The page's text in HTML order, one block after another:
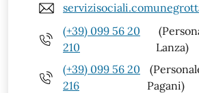
(+39) 099 56 20
210
Lanza)
(+39) 099 56 20
216
Pagani)